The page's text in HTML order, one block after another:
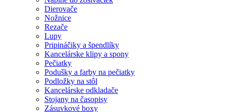
Dierovače
Nožnice
Rezače
Lupy
Pripináčiky a špendlíky
Kancelárske klipy a spony
Pečiatky
Podušky a farby na pečiatky
Podložky na stôl
Kancelárske odkladače
Stojany na časopisy
Zásuvkové boxy